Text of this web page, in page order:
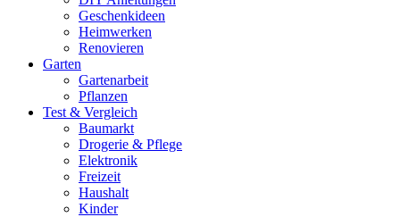
Geschenkideen
Heimwerken
Renovieren
Garten
Gartenarbeit
Pflanzen
Test & Vergleich
Baumarkt
Drogerie & Pflege
Elektronik
Freizeit
Haushalt
Kinder